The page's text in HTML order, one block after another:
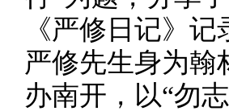
《严修日记》
严修先生身为翰
办南开，以“勿